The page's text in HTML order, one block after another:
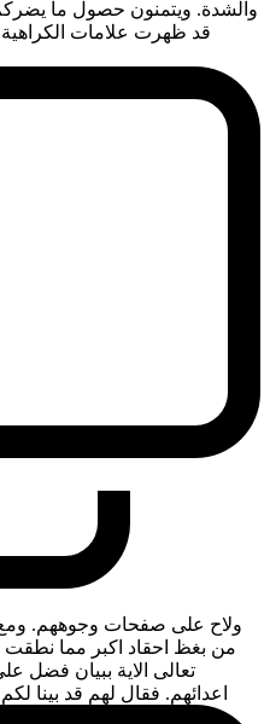
والشدة. ويتمنون حصول ما
قد ظهرت علامات الكراهية
ولاح على صفحات وجوههم. ومع
من بغظ احقاد اكبر مما نطقت
تعالى الاية ببيان فضل
اعدائهم. فقال لهم قد بينا